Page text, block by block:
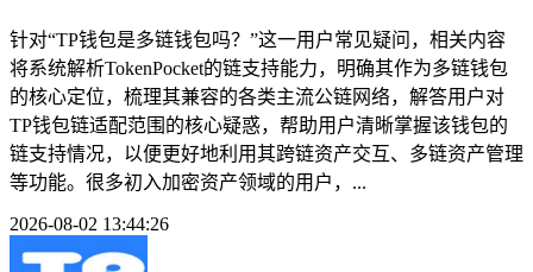
针对“TP钱包是多链钱包吗？”这一用户常见疑问，相关内容
将系统解析TokenPocket的链支持能力，明确其作为多链钱包
的核心定位，梳理其兼容的各类主流公链网络，解答用户对
TP钱包链适配范围的核心疑惑，帮助用户清晰掌握该钱包的
链支持情况，以便更好地利用其跨链资产交互、多链资产管理
等功能。很多初入加密资产领域的用户，...
2026-08-02 13:44:26